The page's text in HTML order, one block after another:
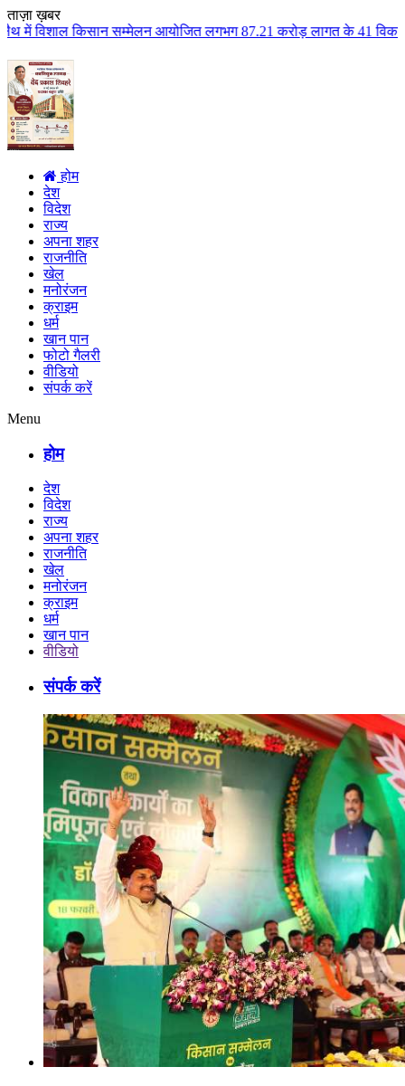
ताज़ा ख़बर
लगभग 87.21 करोड़ लागत के 41 विकास कार्यों का किया
होम
देश
विदेश
राज्य
अपना शहर
राजनीति
खेल
मनोरंजन
क्राइम
धर्म
खान पान
फोटो गैलरी
वीडियो
संपर्क करें
Menu
होम
देश
विदेश
राज्य
अपना शहर
राजनीति
खेल
मनोरंजन
क्राइम
धर्म
खान पान
वीडियो
संपर्क करें